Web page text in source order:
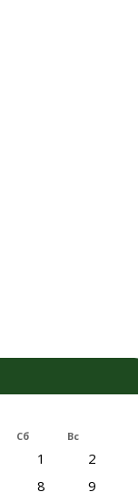
Сб Вс
1
2
8 9